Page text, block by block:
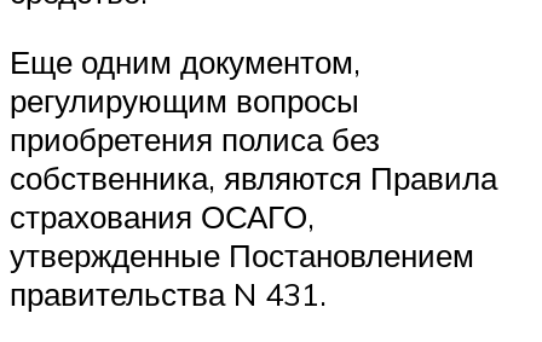
Еще одним документом,
регулирующим вопросы
приобретения полиса без
собственника, являются Правила
страхования ОСАГО,
утвержденные Постановлением
правительства N 431.